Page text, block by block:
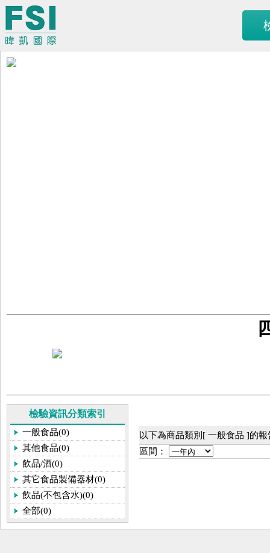
檢驗資訊分類索引
一般食品(0)
其他食品(0)
飲品/酒(0)
其它食品製備器材(0)
飲品(不包含水)(0)
全部(0)
以下為商品類別[ 一般食品 ]的
區間：